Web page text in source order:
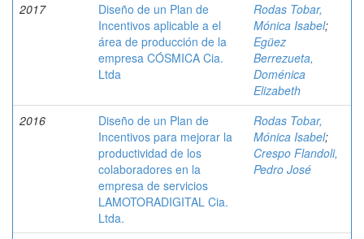
2017
Diseño de un Plan de
Incentivos aplicable a el
área de producción de la
empresa CÓSMICA Cia.
Ltda
Rodas Tobar,
Mónica Isabel;
Egüez
Berrezueta,
Doménica
Elizabeth
2016
Diseño de un Plan de
Incentivos para mejorar la
productividad de los
colaboradores en la
empresa de servicios
LAMOTORADIGITAL Cia.
Ltda.
Rodas Tobar,
Mónica Isabel;
Crespo Flandoli,
Pedro José